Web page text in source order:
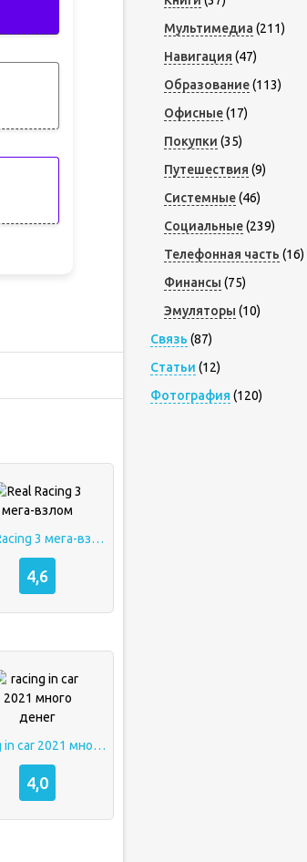
Real Racing 3 мега-взлом
4,6
racing in car 2021 много денег
4,0
Мультимедиа (211)
Навигация (47)
Образование(113)
Офисные(17)
Покупки (35)
Путешествия (9)
Системные(46)
Социальные(239)
Телефонная часть (16)
Финансы (75)
Эмуляторы (10)
Связь (87)
Статьи (12)
Фотография (120)